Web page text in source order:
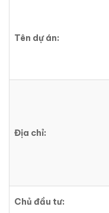
Tên dự án:
Địa chỉ:
Chủ đầu tư: